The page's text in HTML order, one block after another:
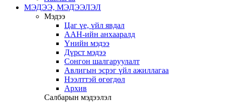
МЭДЭЭ, МЭДЭЭЛЭЛ
Мэдээ
Цаг үе, үйл явдал
ААН-ийн анхааралд
Үнийн мэдээ
Дүрст мэдээ
Сонгон шалгаруулалт
Авлигын эсрэг үйл ажиллагаа
Нээлттэй өгөгдөл
Архив
Салбарын мэдээлэл